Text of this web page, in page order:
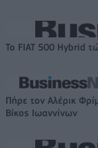
Το FIAT 500 Hybrid
Πήρε τον Αλέρικ
Βίκος Ιωαννίνων